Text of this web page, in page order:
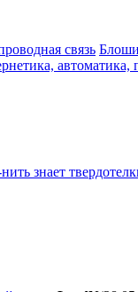
связь
автоматика,
знает